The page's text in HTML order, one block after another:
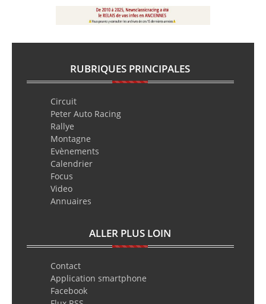
RUBRIQUES PRINCIPALES
Circuit
Peter Auto Racing
Rallye
Montagne
Evènements
Calendrier
Focus
Video
Annuaires
ALLER PLUS LOIN
Contact
Application smartphone
Facebook